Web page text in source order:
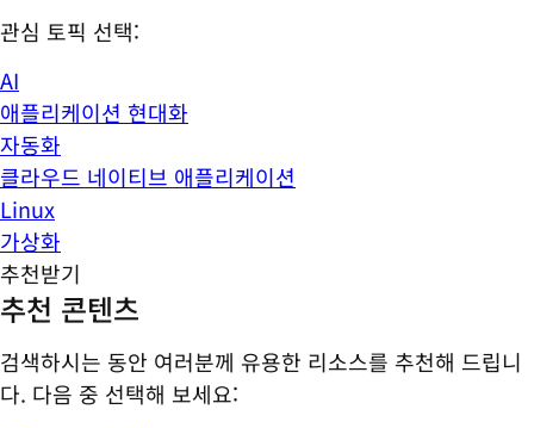
관심 토픽 선택:
AI
애플리케이션 현대화
자동화
클라우드 네이티브 애플리케이션
Linux
가상화
추천받기
추천 콘텐츠
검색하시는 동안 여러분께 유용한 리소스를 추천해 드립니
다. 다음 중 선택해 보세요: